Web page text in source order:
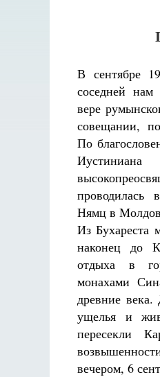
В сентябре
соседней нам
вере
совещании,
По
проводилась
Нямц в
Из Бухареста
наконец до
отдыха в
монахами
древние века.
ущелья и
пересекли
вечером, 6